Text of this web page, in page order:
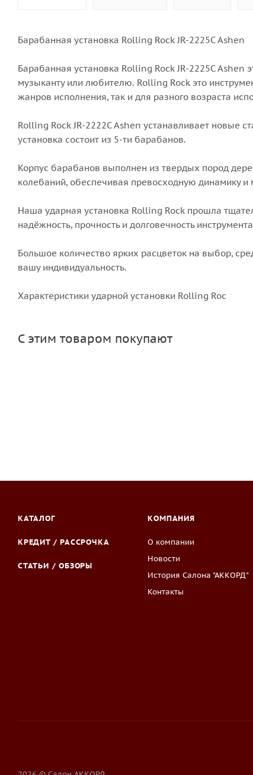
Барабанная установка Rolling Rock JR-2225C Ashen
Барабанная установка Rolling Rock JR-2225C
музыканту или любителю. Rolling Rock это
жанров исполнения, так и для разного возраста
Rolling Rock JR-2222С Ashen устанавливает новые
установка состоит из 5-ти барабанов.
Корпус барабанов выполнен из твердых пород
колебаний, обеспечивая превосходную динамику
Наша ударная установка Rolling Rock прошла
надёжность, прочность и долговечность
Большое количество ярких расцветок на выбор,
вашу индивидуальность.
Характеристики ударной установки Rolling Roc
С этим товаром покупают
КАТАЛОГ
КРЕДИТ / РАССРОЧКА
СТАТЬИ / ОБЗОРЫ
КОМПАНИЯ
О компании
Новости
История Салона "АККОРД"
Контакты